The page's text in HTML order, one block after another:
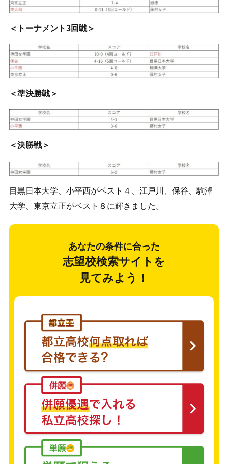
＜トーナメント3回戦＞
＜準決勝戦＞
＜決勝戦＞
目黒日本大学、小平西がベスト４、 江戸川 、 保谷、駒澤
大学、東京立正がベスト８に輝きました。
あなたの条件に合った
志望校検索サイトを
見てみよう！